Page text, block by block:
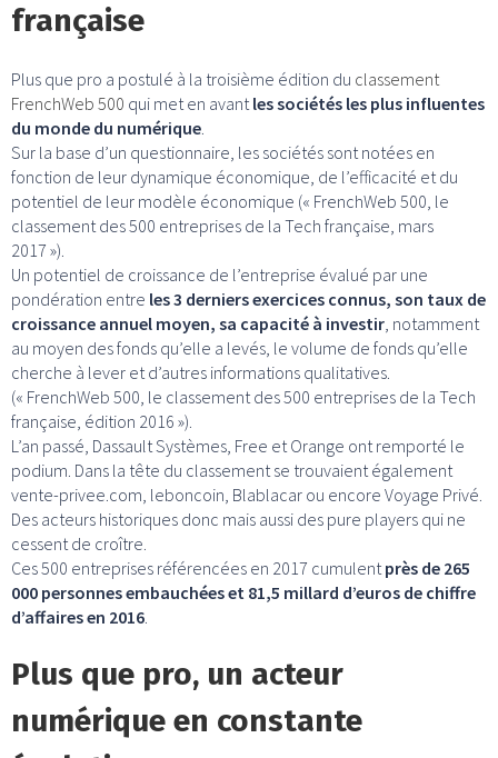
française
Plus que pro a postulé à la troisième édition du classement
FrenchWeb 500 qui met en avant les sociétés les plus influentes
du monde du numérique
Sur la base d’un questionnaire, les sociétés sont notées en
fonction de leur dynamique économique, de l’efficacité et du
potentiel de leur modèle économique (« FrenchWeb 500, le
classement des 500 entreprises de la Tech française, mars
2017 »).
Un potentiel de croissance de l’entreprise évalué par une
pondération entre les 3 derniers exercices connus, son taux de
croissance annuel moyen, sa capacité à investir , notamment
au moyen des fonds qu’elle a levés, le volume de fonds qu’elle
cherche à lever et d’autres informations qualitatives.
(« FrenchWeb 500, le classement des 500 entreprises de la Tech
française, édition 2016 »).
L’an passé, Dassault Systèmes, Free et Orange ont remporté le
podium. Dans la tête du classement se trouvaient également
vente-privee.com, leboncoin, Blablacar ou encore Voyage Privé.
Des acteurs historiques donc mais aussi des pure players qui ne
cessent de croître.
Ces 500 entreprises référencées en 2017 cumulent près de 265
000 personnes embauchées et 81,5 millard d’euros de chiffre
d’affaires en 2016
Plus que pro, un acteur
numérique en constante